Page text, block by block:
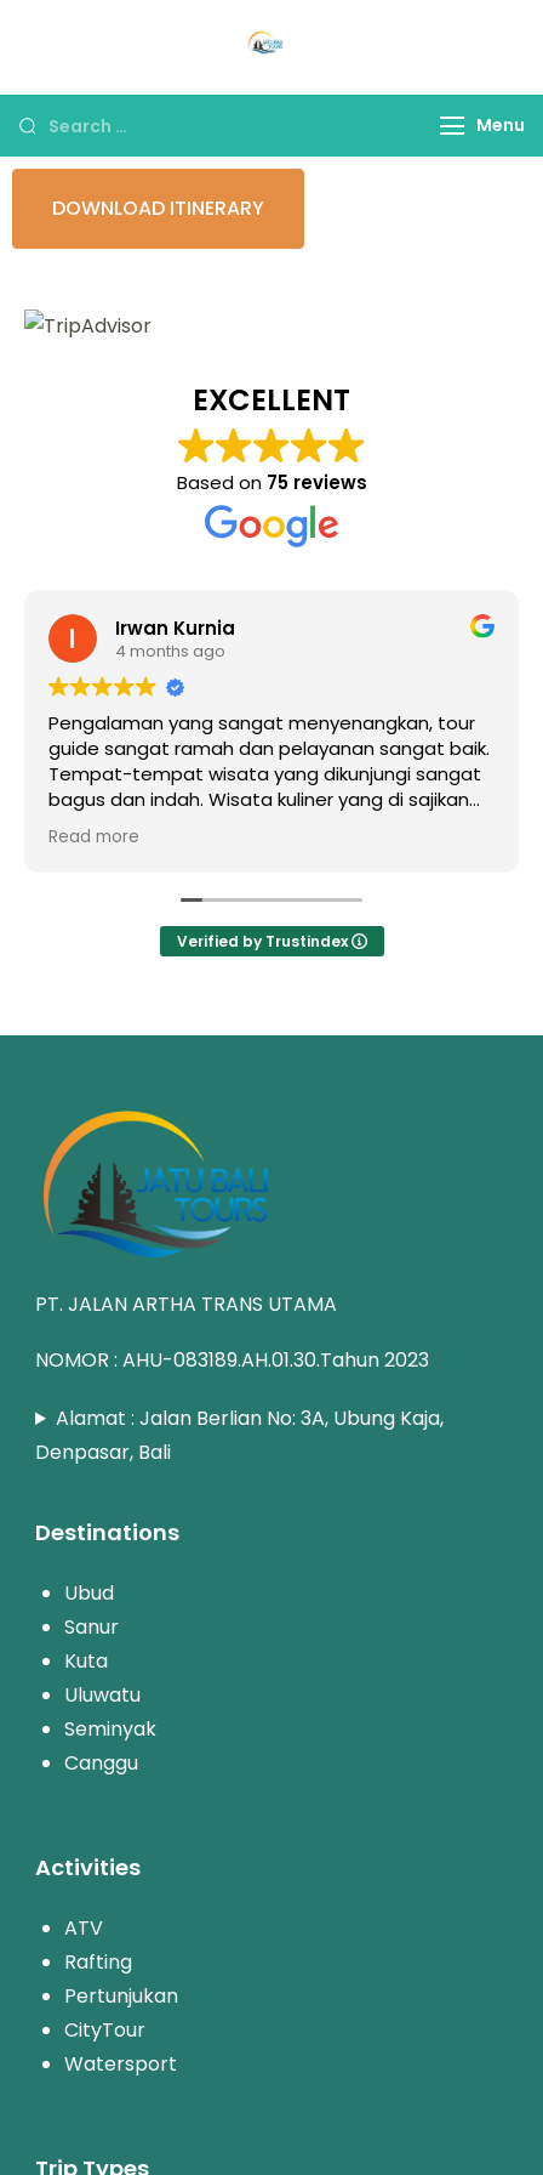
eksotis bersama kami
Menu
DOWNLOAD ITINERARY
EXCELLENT
Based on 75 reviews
Irwan Kurnia
4 months ago
Pengalaman yang sangat menyenangkan, tour
guide sangat ramah dan pelayanan sangat baik.
Tempat-tempat wisata yang dikunjungi sangat
bagus dan indah. Wisata kuliner yang di sajikan
juga sangat enakkk. Terimakasih mas Baskara
sudah menemani liburan kami selama di bali
Read more
Verified by Trustindex
PT. JALAN ARTHA TRANS UTAMA
NOMOR : AHU-083189.AH.01.30.Tahun 2023
Alamat : Jalan Berlian No: 3A, Ubung Kaja,
Denpasar, Bali
Destinations
Ubud
Sanur
Kuta
Uluwatu
Seminyak
Canggu
Activities
ATV
Rafting
Pertunjukan
CityTour
Watersport
Trip Types